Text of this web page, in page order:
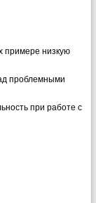
примере низкую
проблемными
при работе с